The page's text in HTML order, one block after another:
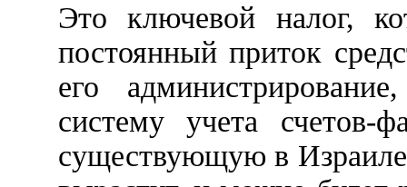
Это ключевой налог,
постоянный приток
его
систему учета
существующую в